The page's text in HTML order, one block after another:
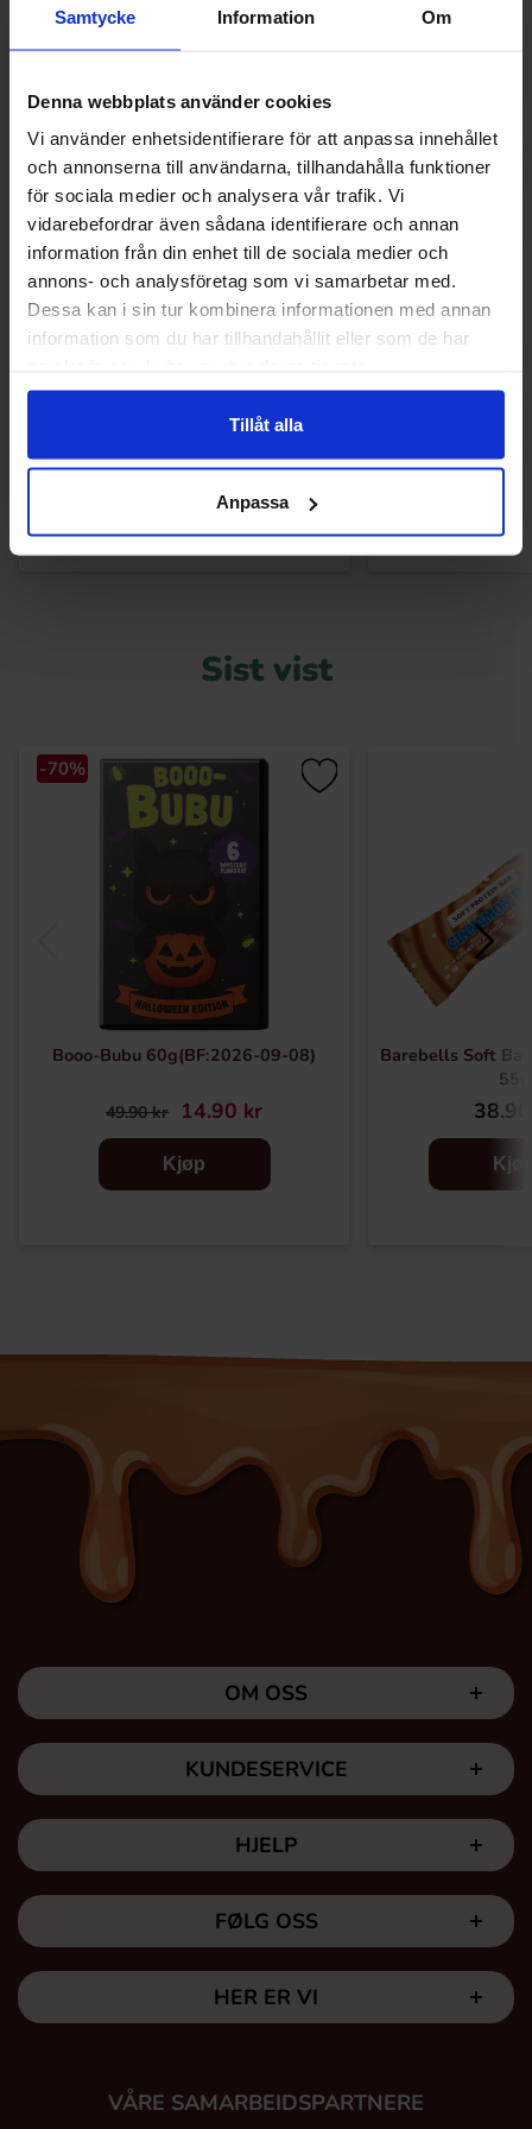
Samtycke Information Om
Denna webbplats använder cookies
Vi använder enhetsidentifierare för att anpassa innehållet
och annonserna till användarna, tillhandahålla funktioner
för sociala medier och analysera vår trafik. Vi
vidarebefordrar även sådana identifierare och annan
information från din enhet till de sociala medier och
annons- och analysföretag som vi samarbetar med.
Dessa kan i sin tur kombinera informationen med annan
information som du har tillhandahållit eller som de har
Tillåt alla
Anpassa
-54%
36.90 kr
Sist vist
-70%
Booo-Bubu 60g(BF:2026-09-08)
49.90 kr 14.90 kr
Kjøp
Barebells Soft
55g
OM OSS
KUNDESERVICE
HJELP
FØLG OSS
HER ER VI
VÅRE SAMARBEIDSPARTNERE